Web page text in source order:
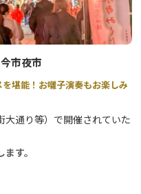
や法要、その他寺社からの指
すようお願いいたします。
市夜市
堪能！お囃子演奏もお楽しみ
大通り等）で開催されていた
す。